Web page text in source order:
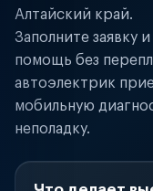
Алтайский край.
Заполните заявку
помощь без
автоэлектрик
мобильную
неполадку.